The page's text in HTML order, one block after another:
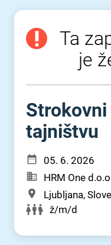
Ta
je
tajništvu
05. 6. 2026
HRM One
Ljubljana,
ž/m/d